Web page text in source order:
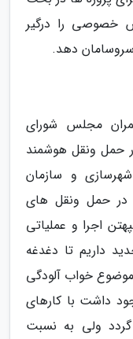
خصوصی را درگیر
دهد.
مجلس شورای
حمل ونقل هوشمند
و سازمان
در حمل ونقل های
اجرا و عملیاتی
داریم تا دغدغه
خواب آلودگی
داشت با کارهای
ولی به نسبت